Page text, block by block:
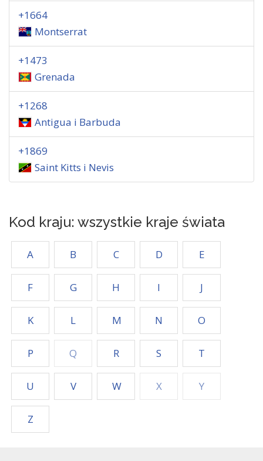
+1664
Montserrat
+1473
Grenada
+1268
Antigua i Barbuda
+1869
Saint Kitts i Nevis
Kod kraju: wszystkie kraje świata
A B C D E
F G H I J
K L M N O
P Q R S T
U V W X Y
Z